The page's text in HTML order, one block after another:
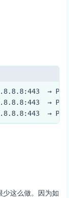
→
→
→
这么做。因为如